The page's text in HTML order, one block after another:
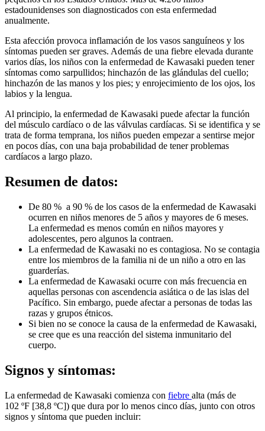
estadounidenses son diagnosticados con esta enfermedad
anualmente.
Esta afección provoca inflamación de los vasos sanguíneos y los
síntomas pueden ser graves. Además de una fiebre elevada durante
varios días, los niños con la enfermedad de Kawasaki pueden tener
síntomas como sarpullidos; hinchazón de las glándulas del cuello;
hinchazón de las manos y los pies; y enrojecimiento de los ojos, los
labios y la lengua.
Al principio, la enfermedad de Kawasaki puede afectar la función
del músculo cardíaco o de las válvulas cardíacas. Si se identifica y se
trata de forma temprana, los niños pueden empezar a sentirse mejor
en pocos días, con una baja probabilidad de tener problemas
cardíacos a largo plazo.
Resumen de datos:
De 80 % a 90 % de los casos de la enfermedad de Kawasaki
ocurren en niños menores de 5 años y mayores de 6 meses.
La enfermedad es menos común en niños mayores y
adolescentes, pero algunos la contraen.
La enfermedad de Kawasaki no es contagiosa. No se contagia
entre los miembros de la familia ni de un niño a otro en las
guarderías.
La enfermedad de Kawasaki ocurre con más frecuencia en
aquellas personas con ascendencia asiática o de las islas del
Pacífico. Sin embargo, puede afectar a personas de todas las
razas y grupos étnicos.
Si bien no se conoce la causa de la enfermedad de Kawasaki,
se cree que es una reacción del sistema inmunitario del
cuerpo.
Signos y síntomas:
La enfermedad de Kawasaki comienza con fiebre ​ alta (más de
102 ºF [38,8 ºC]) que dura por lo menos cinco días, junto con otros
signos y síntoma que pueden incluir: